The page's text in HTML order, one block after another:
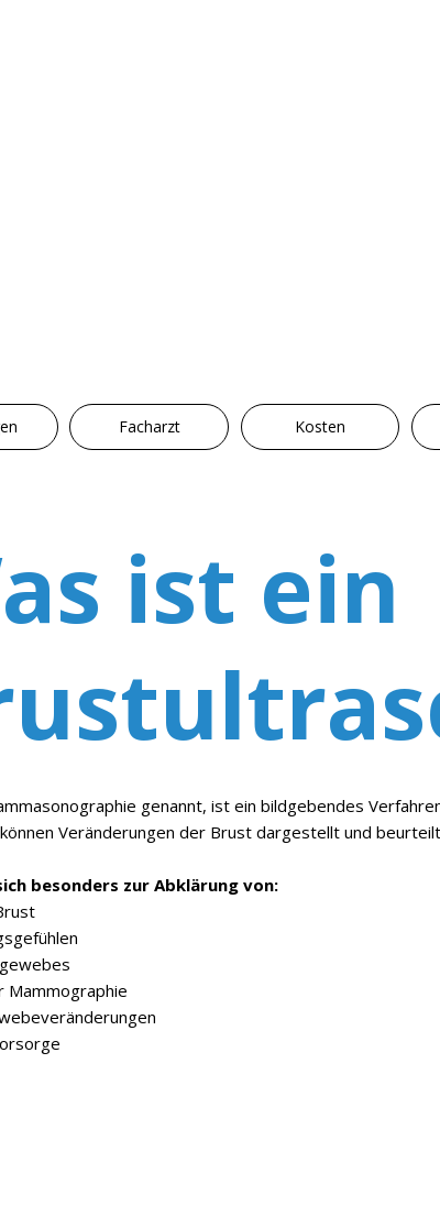
Facharzt Kosten
ist ein
genannt, ist ein bildgebendes
Veränderungen der Brust dargestellt und
besonders zur Abklärung von:
Mammographie